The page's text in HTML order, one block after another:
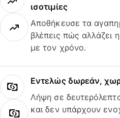
ισοτιμίες
Αποθήκευσε τα
βλέπεις πώς αλλάζει
με τον χρόνο.
Εντελώς δωρεάν,
Λήψη σε
και δεν υπάρχουν